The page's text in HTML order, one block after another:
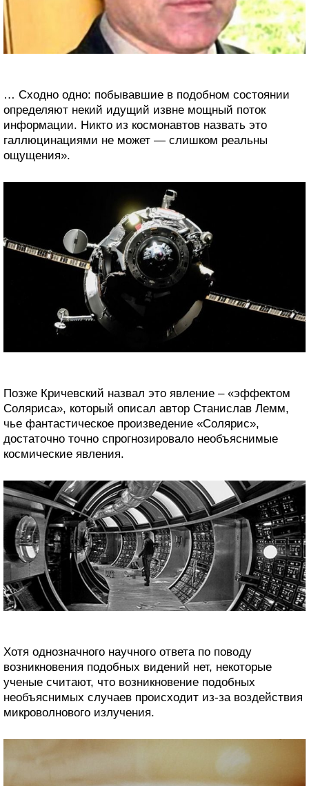
… Сходно одно: побывавшие в подобном состоянии
определяют некий идущий извне мощный поток
информации. Никто из космонавтов назвать это
галлюцинациями не может — слишком реальны
ощущения».
Позже Кричевский назвал это явление – «эффектом
Соляриса», который описал автор Станислав Лемм,
чье фантастическое произведение «Солярис»,
достаточно точно спрогнозировало необъяснимые
космические явления.
Хотя однозначного научного ответа по поводу
возникновения подобных видений нет, некоторые
ученые считают, что возникновение подобных
необъяснимых случаев происходит из-за воздействия
микроволнового излучения.